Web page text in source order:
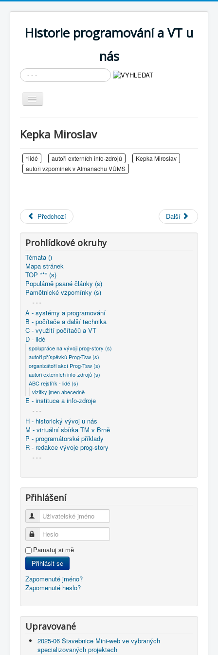
Historie programování a VT u
nás
Vyhledávání...
Přepnout
navigaci
Cíle expozice
PRŮVODCE EXPOZICÍ
Současnost SW a IT
COBOL
O nás
Úvod
vizitky jmen abecedně
Kepka Miroslav
*lidé autoři externích info-zdrojů
Kepka Miroslav
autoři vzpomínek v Almanachu VÚMS
Předchozí Další
Prohlídkové okruhy
Témata ()
Mapa stránek
TOP *** (s)
Populárně psané články (s)
Pamětnické vzpomínky (s)
- - -
A - systémy a programování
B - počítače a další technika
C - využití počítačů a VT
D - lidé
spolupráce na vývoji prog-story (s)
autoři příspěvků Prog-Tsw (s)
organizátoři akcí Prog-Tsw (s)
autoři externích info-zdrojů (s)
ABC rejstřík - lidé (s)
vizitky jmen abecedně
E - instituce a info-zdroje
- - -
H - historický vývoj u nás
M - virtuální sbírka TM v Brně
P - programátorské příklady
R - redakce vývoje prog-story
- - -
Přihlášení
Uživatelské jméno
Heslo
Pamatuj si mě
Přihlásit se
Zapomenuté jméno?
Zapomenuté heslo?
Upravované
2025-06 Stavebnice Mini-web ve vybraných
specializovaných projektech